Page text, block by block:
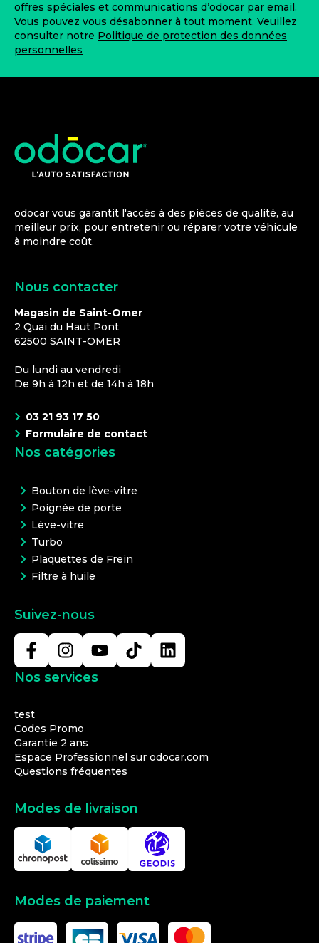
offres spéciales et communications d’odocar par email.
Vous pouvez vous désabonner à tout moment. Veuillez
consulter notre Politique de protection des données
personnelles
odocar vous garantit l'accès à des pièces de qualité, au
meilleur prix, pour entretenir ou réparer votre véhicule
à moindre coût.
Nous contacter
Magasin de Saint-Omer
2 Quai du Haut Pont
62500 SAINT-OMER
Du lundi au vendredi
De 9h à 12h et de 14h à 18h
03 21 93 17 50
Formulaire de contact
Nos catégories
Bouton de lève-vitre
Poignée de porte
Lève-vitre
Turbo
Plaquettes de Frein
Filtre à huile
Suivez-nous
Nos services
test
Codes Promo
Garantie 2 ans
Espace Professionnel sur odocar.com
Questions fréquentes
Modes de livraison
Modes de paiement